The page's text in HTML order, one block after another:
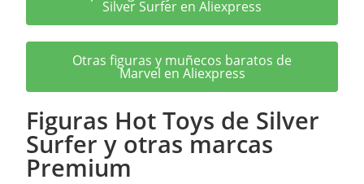
Silver Surfer en Aliexpress
Otras figuras y muñecos baratos de
Marvel en Aliexpress
Figuras Hot Toys de Silver
Surfer y otras marcas
Premium